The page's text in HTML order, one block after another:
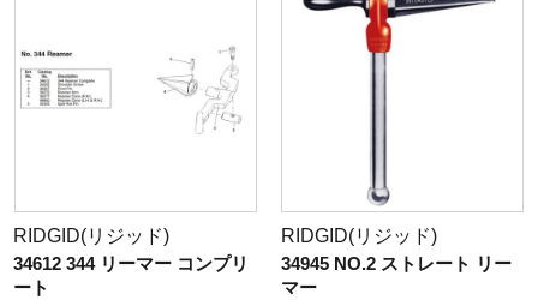
RIDGID(リジッド)
34612 344 リーマー コンプリ
ート
RIDGID(リジッド)
34945 NO.2 ストレート リー
マー